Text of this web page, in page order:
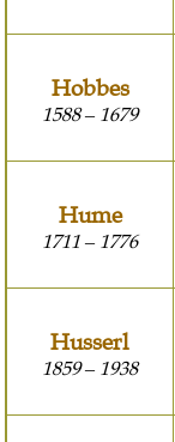
Hobbes
1588– 1679
Hume
1711 – 1776
Husserl
1859– 1938